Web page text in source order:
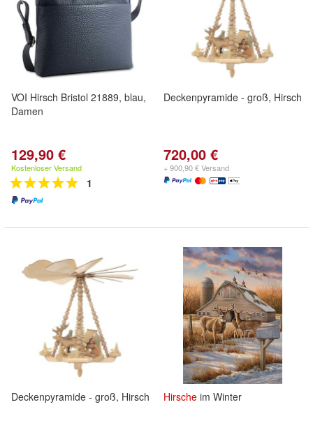
VOI Hirsch Bristol 21889, blau,
Damen
129,90 €
Kostenloser Versand
1
Deckenpyramide - groß, Hirsch
720,00 €
+ 900,90 € Versand
Deckenpyramide - groß, Hirsch Hirsche im Winter